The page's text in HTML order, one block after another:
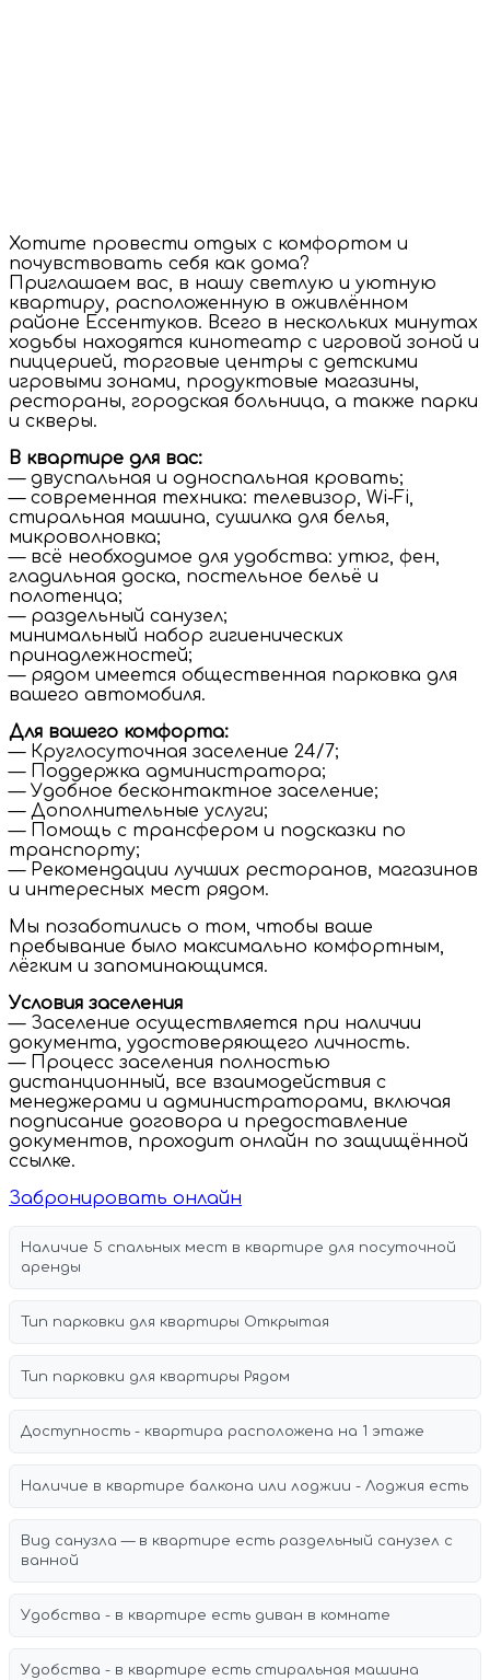
Хотите провести отдых с комфортом и
почувствовать себя как дома?
Приглашаем вас, в нашу светлую и уютную
квартиру, расположенную в оживлённом
районе Ессентуков. Всего в нескольких минутах
ходьбы находятся кинотеатр с игровой зоной и
пиццерией, торговые центры с детскими
игровыми зонами, продуктовые магазины,
рестораны, городская больница, а также парки
и скверы.
В квартире для вас:
— двуспальная и односпальная кровать;
— современная техника: телевизор, Wi-Fi,
стиральная машина, сушилка для белья,
микроволновка;
— всё необходимое для удобства: утюг, фен,
гладильная доска, постельное бельё и
полотенца;
— раздельный санузел;
минимальный набор гигиенических
принадлежностей;
— рядом имеется общественная парковка для
вашего автомобиля.
Для вашего комфорта:
— Круглосуточная заселение 24/7;
— Поддержка администратора;
— Удобное бесконтактное заселение;
— Дополнительные услуги;
— Помощь с трансфером и подсказки по
транспорту;
— Рекомендации лучших ресторанов, магазинов
и интересных мест рядом.
Мы позаботились о том, чтобы ваше
пребывание было максимально комфортным,
лёгким и запоминающимся.
Условия заселения
— Заселение осуществляется при наличии
документа, удостоверяющего личность.
— Процесс заселения полностью
дистанционный, все взаимодействия с
менеджерами и администраторами, включая
подписание договора и предоставление
документов, проходит онлайн по защищённой
ссылке.
Забронировать онлайн
Наличие 5 спальных мест в квартире для посуточной
аренды
Тип парковки для квартиры Открытая
Тип парковки для квартиры Рядом
Доступность - квартира расположена на 1 этаже
Наличие в квартире балкона или лоджии - Лоджия есть
Вид санузла — в квартире есть раздельный санузел с
ванной
Удобства - в квартире есть диван в комнате
Удобства - в квартире есть стиральная машина